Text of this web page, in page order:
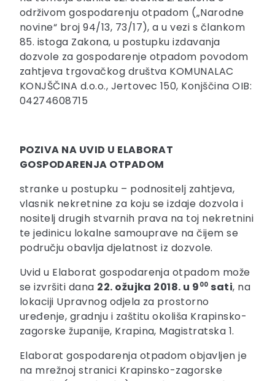
održivom gospodarenju otpadom („Narodne
novine“ broj 94/13, 73/17), a u vezi s člankom
85. istoga Zakona, u postupku izdavanja
dozvole za gospodarenje otpadom povodom
zahtjeva trgovačkog društva KOMUNALAC
KONJŠČINA d.o.o., Jertovec 150, Konjščina OIB:
04274608715
POZIVA NA UVID U ELABORAT
GOSPODARENJA OTPADOM
stranke u postupku – podnositelj zahtjeva,
vlasnik nekretnine za koju se izdaje dozvola i
nositelj drugih stvarnih prava na toj nekretnini
te jedinicu lokalne samouprave na čijem se
području obavlja djelatnost iz dozvole.
Uvid u Elaborat gospodarenja otpadom može
se izvršiti dana 22. ožujka 2018. u 9 00 sati, na
lokaciji Upravnog odjela za prostorno
uređenje, gradnju i zaštitu okoliša Krapinsko-
zagorske županije, Krapina, Magistratska 1.
Elaborat gospodarenja otpadom objavljen je
na mrežnoj stranici Krapinsko-zagorske